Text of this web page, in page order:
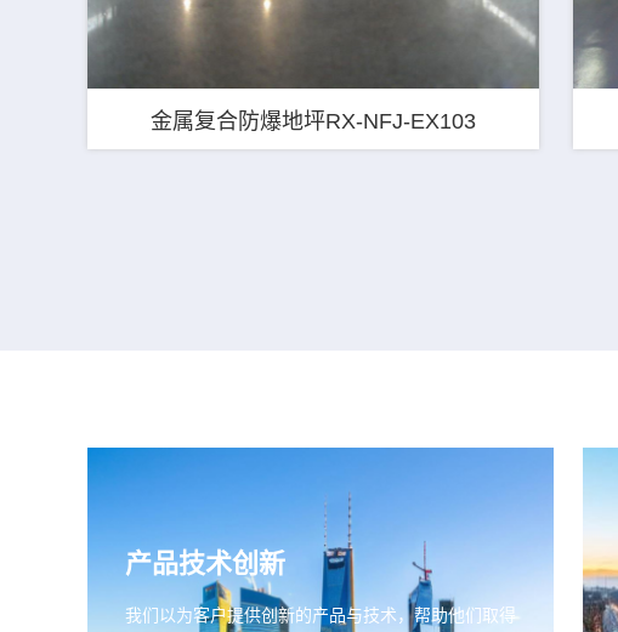
金属复合防爆地坪RX-NFJ-EX103
产品技术创新
我们以为客户提供创新的产品与技术，帮助他们取得